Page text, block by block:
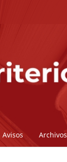
Avisos Archivos